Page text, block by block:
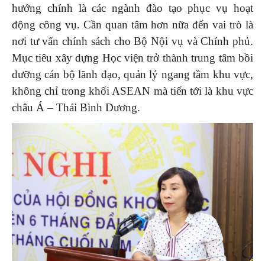
hướng chính là các ngành đào tạo phục vụ hoạt
động công vụ. Cần quan tâm hơn nữa đến vai trò là
nơi tư vấn chính sách cho Bộ Nội vụ và Chính phủ.
Mục tiêu xây dựng Học viện trở thành trung tâm bồi
dưỡng cán bộ lãnh đạo, quản lý ngang tầm khu vực,
không chỉ trong khối ASEAN mà tiến tới là khu vực
châu Á – Thái Bình Dương.